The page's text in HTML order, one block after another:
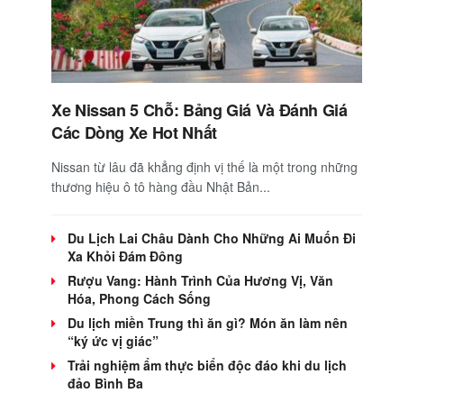
Xe Nissan 5 Chỗ: Bảng Giá Và Đánh Giá
Các Dòng Xe Hot Nhất
Nissan từ lâu đã khẳng định vị thế là một trong những
thương hiệu ô tô hàng đầu Nhật Bản...
Du Lịch Lai Châu Dành Cho Những Ai Muốn Đi
Xa Khỏi Đám Đông
Rượu Vang: Hành Trình Của Hương Vị, Văn
Hóa, Phong Cách Sống
Du lịch miền Trung thì ăn gì? Món ăn làm nên
“ký ức vị giác”
Trải nghiệm ẩm thực biển độc đáo khi du lịch
đảo Bình Ba